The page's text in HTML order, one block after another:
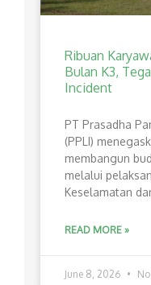
Ribuan
Bulan K3,
Incident
PT Prasadha
(PPLI)
membangun
melalui
Keselamatan
READ MORE »
June 8, 2026